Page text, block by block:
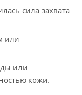
сила захвата
или
или
кожи.